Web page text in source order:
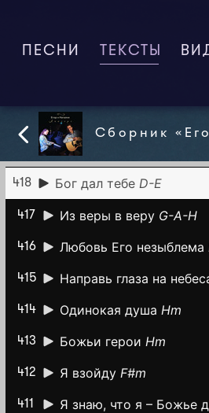
ПЕСНИ ТЕКСТЫ
Сборник
Сей в духEm-F#m-Am
420
Em
Боже, достоин Ты!
418 Бог дал тебе D-E
417 Из веры в веру G-A-H
416 Любовь Его незыблема
415 Направь глаза на
414 Одинокая душа Hm
413 Божьи герои Hm
412 Я взойду F#m
411 Я знаю, что я – Божье